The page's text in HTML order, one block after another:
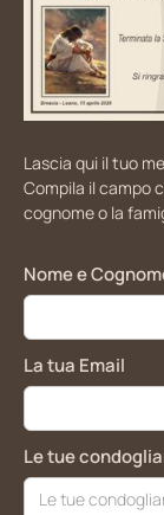
Lascia qui il tuo
Compila il campo
cognome o la
Nome e
La tua Email
Le tue